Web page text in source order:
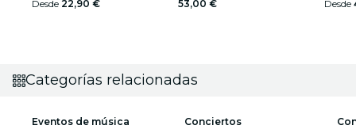
Desde 22,90 €
53,00 €
Desde
Categorías relacionadas
Eventos de música Conciertos